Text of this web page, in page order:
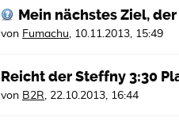
Mein nächstes Ziel,
von Fumachu, 10.11.2013, 15:49
Reicht der Steffny 3:30
von B2R, 22.10.2013, 16:44